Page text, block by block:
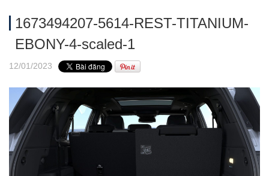
1673494207-5614-REST-TITANIUM-
EBONY-4-scaled-1
12/01/2023